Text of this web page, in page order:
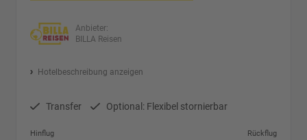
Anbieter:
BILLA Reisen
Hotelbeschreibung anzeigen
Transfer Optional: Flexibel stornierbar
Hinflug
Rückflug